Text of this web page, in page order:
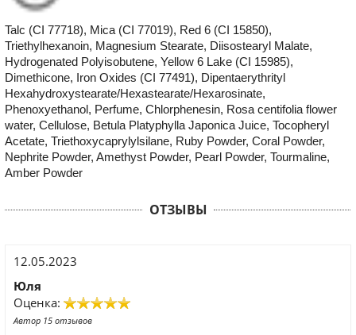
Talc (CI 77718), Mica (CI 77019), Red 6 (CI 15850),
Triethylhexanoin, Magnesium Stearate, Diisostearyl Malate,
Hydrogenated Polyisobutene, Yellow 6 Lake (CI 15985),
Dimethicone, Iron Oxides (CI 77491), Dipentaerythrityl
Hexahydroxystearate/Hexastearate/Hexarosinate,
Phenoxyethanol, Perfume, Chlorphenesin, Rosa centifolia flower
water, Cellulose, Betula Platyphylla Japonica Juice, Tocopheryl
Acetate, Triethoxycaprylylsilane, Ruby Powder, Coral Powder,
Nephrite Powder, Amethyst Powder, Pearl Powder, Tourmaline,
Amber Powder
ОТЗЫВЫ
12.05.2023
Юля
Оценка:
Автор 15 отзывов